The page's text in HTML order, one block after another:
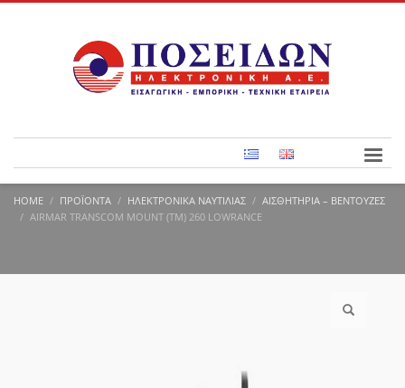
HOME ΠΡΟΪΌΝΤΑ ΗΛΕΚΤΡΟΝΙΚΆ ΝΑΥΤΙΛΊΑΣ
ΑΙΣΘΗΤΉΡΙΑ – ΒΕΝΤΟΎΖΕΣ
AIRMAR TRANSCOM MOUNT (TM) 260 LOWRANCE